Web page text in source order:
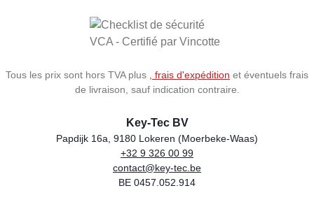
Tous les prix sont hors TVA plus , frais d'expédition et éventuels frais
de livraison, sauf indication contraire.
Store name
Key-Tec BV
Address
Papdijk 16a, 9180 Lokeren (Moerbeke-Waas)
Phone
+32 9 326 00 99
Email
contact@key-tec.be
VAT number
BE 0457.052.914